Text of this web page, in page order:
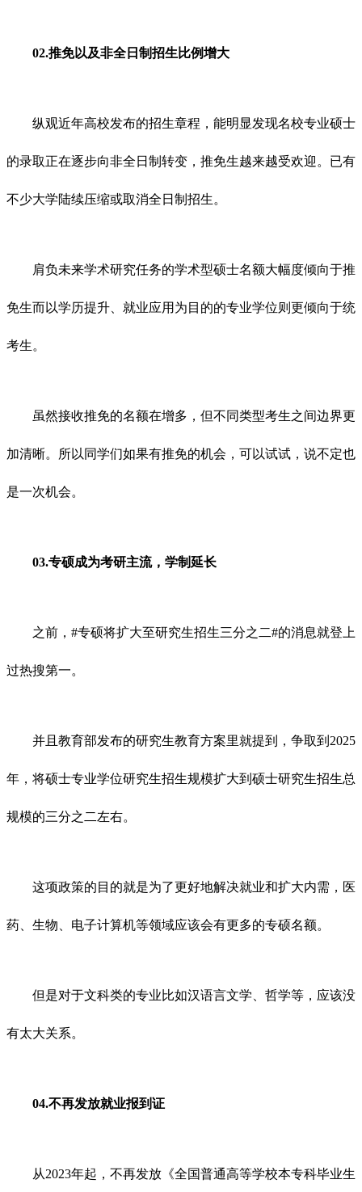
02.推免以及非全日制招生比例增大
纵观近年高校发布的招生章程，能明显发现名校专业硕士
的录取正在逐步向非全日制转变，推免生越来越受欢迎。已有
不少大学陆续压缩或取消全日制招生。
肩负未来学术研究任务的学术型硕士名额大幅度倾向于推
免生而以学历提升、就业应用为目的的专业学位则更倾向于统
考生。
虽然接收推免的名额在增多，但不同类型考生之间边界更
加清晰。所以同学们如果有推免的机会，可以试试，说不定也
是一次机会。
03.专硕成为考研主流，学制延长
之前，#专硕将扩大至研究生招生三分之二#的消息就登上
过热搜第一。
并且教育部发布的研究生教育方案里就提到，争取到2025
年，将硕士专业学位研究生招生规模扩大到硕士研究生招生总
规模的三分之二左右。
这项政策的目的就是为了更好地解决就业和扩大内需，医
药、生物、电子计算机等领域应该会有更多的专硕名额。
但是对于文科类的专业比如汉语言文学、哲学等，应该没
有太大关系。
04.不再发放就业报到证
从2023年起，不再发放《全国普通高等学校本专科毕业生